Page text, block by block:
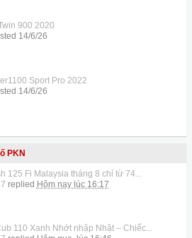
900 2020
14/6/26
Sport Pro 2022
14/6/26
PKN
125 Fi Malaysia tháng 8 chỉ từ 74...
replied Hôm nay lúc 16:17
110 Xanh Nhớt nhập Nhật – Chiếc...